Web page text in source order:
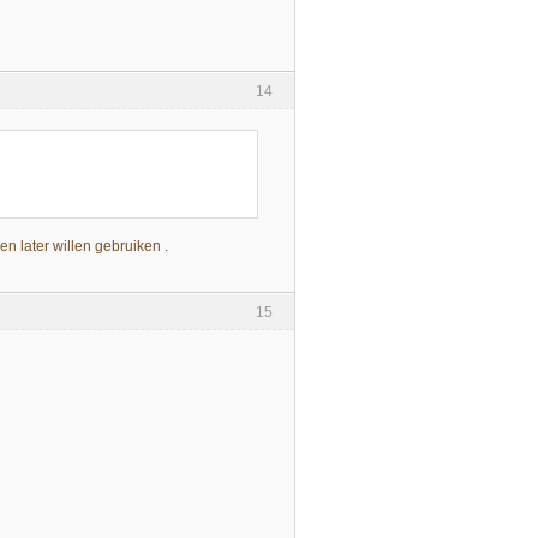
14
later willen gebruiken .
15